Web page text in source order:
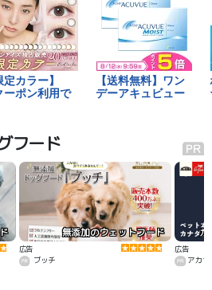
フード
無添加のウェットフード
広告
ブッチ
カ
広告
アカ